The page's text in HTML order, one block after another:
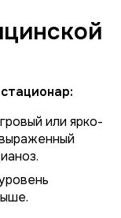
или ярко-